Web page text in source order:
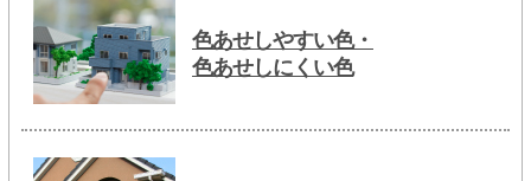
色あせしやすい色・
色あせしにくい色